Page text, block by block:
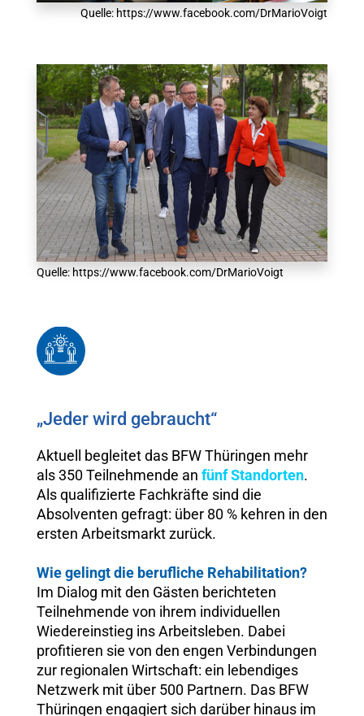
Quelle: https://www.facebook.com/DrMarioVoigt
Quelle: https://www.facebook.com/DrMarioVoigt
„Jeder wird gebraucht“
Aktuell begleitet das BFW Thüringen mehr
als 350 Teilnehmende an fünf Standorten.
Als qualifizierte Fachkräfte sind die
Absolventen gefragt: über 80 % kehren in den
ersten Arbeitsmarkt zurück.
Wie gelingt die berufliche Rehabilitation?
Im Dialog mit den Gästen berichteten
Teilnehmende von ihrem individuellen
Wiedereinstieg ins Arbeitsleben. Dabei
profitieren sie von den engen Verbindungen
zur regionalen Wirtschaft: ein lebendiges
Netzwerk mit über 500 Partnern. Das BFW
Thüringen engagiert sich darüber hinaus im